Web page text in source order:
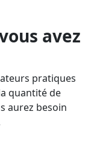
avez
pratiques
quantité de
aurez besoin